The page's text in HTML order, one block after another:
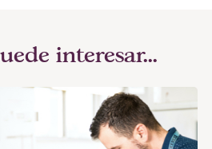
interesar...